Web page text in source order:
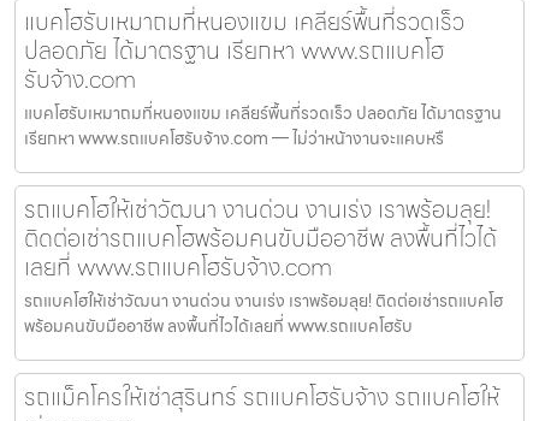
แบคโฮรับเหมาถมที่หนองแขม เคลียร์พื้นที่รวดเร็ว
ปลอดภัย ได้มาตรฐาน เรียกหา www.รถแบคโฮ
รับจ้าง.com
แบคโฮรับเหมาถมที่หนองแขม เคลียร์พื้นที่รวดเร็ว ปลอดภัย ได้มาตรฐาน
เรียกหา www.รถแบคโฮรับจ้าง.com — ไม่ว่าหน้างานจะแคบหรื
รถแบคโฮให้เช่าวัฒนา งานด่วน งานเร่ง เราพร้อมลุย!
ติดต่อเช่ารถแบคโฮพร้อมคนขับมืออาชีพ ลงพื้นที่ไวได้
เลยที่ www.รถแบคโฮรับจ้าง.com
รถแบคโฮให้เช่าวัฒนา งานด่วน งานเร่ง เราพร้อมลุย! ติดต่อเช่ารถแบคโฮ
พร้อมคนขับมืออาชีพ ลงพื้นที่ไวได้เลยที่ www.รถแบคโฮรับ
รถแม็คโครให้เช่าสุรินทร์ รถแบคโฮรับจ้าง รถแบคโฮให้